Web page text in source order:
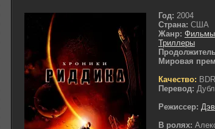
Год: 2004
Страна: США
Жанр: Фильмы
Триллеры
Мировая
Качество:
Перевод:
Режиссер:
В ролях: